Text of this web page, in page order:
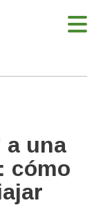
a una
cómo